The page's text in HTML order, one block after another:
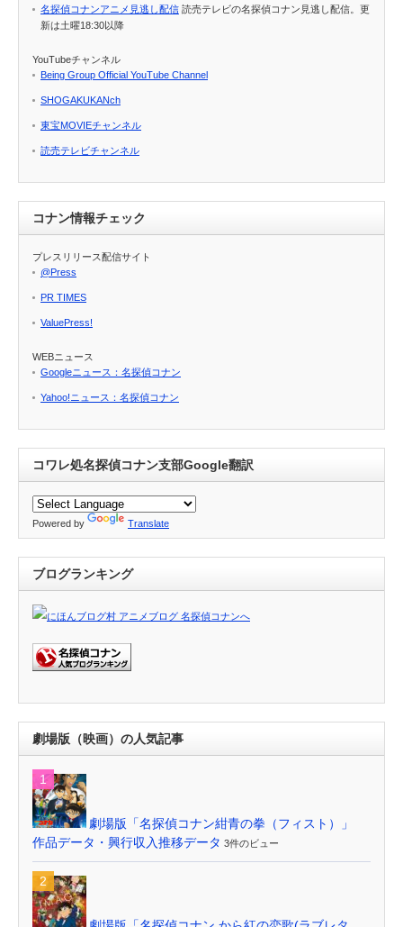
名探偵コナンアニメ見逃し配信 読売テレビの名探偵コナン見逃し配信。更
新は土曜18:30以降
YouTubeチャンネル
Being Group Official YouTube Channel
SHOGAKUKANch
東宝MOVIEチャンネル
読売テレビチャンネル
コナン情報チェック
プレスリリース配信サイト
@Press
PR TIMES
ValuePress!
WEBニュース
Googleニュース：名探偵コナン
Yahoo!ニュース：名探偵コナン
コワレ処名探偵コナン支部Google翻訳
Powered by Translate
ブログランキング
劇場版（映画）の人気記事
劇場版「名探偵コナン紺青の拳（フィスト）」
作品データ・興行収入推移データ 3件のビュー